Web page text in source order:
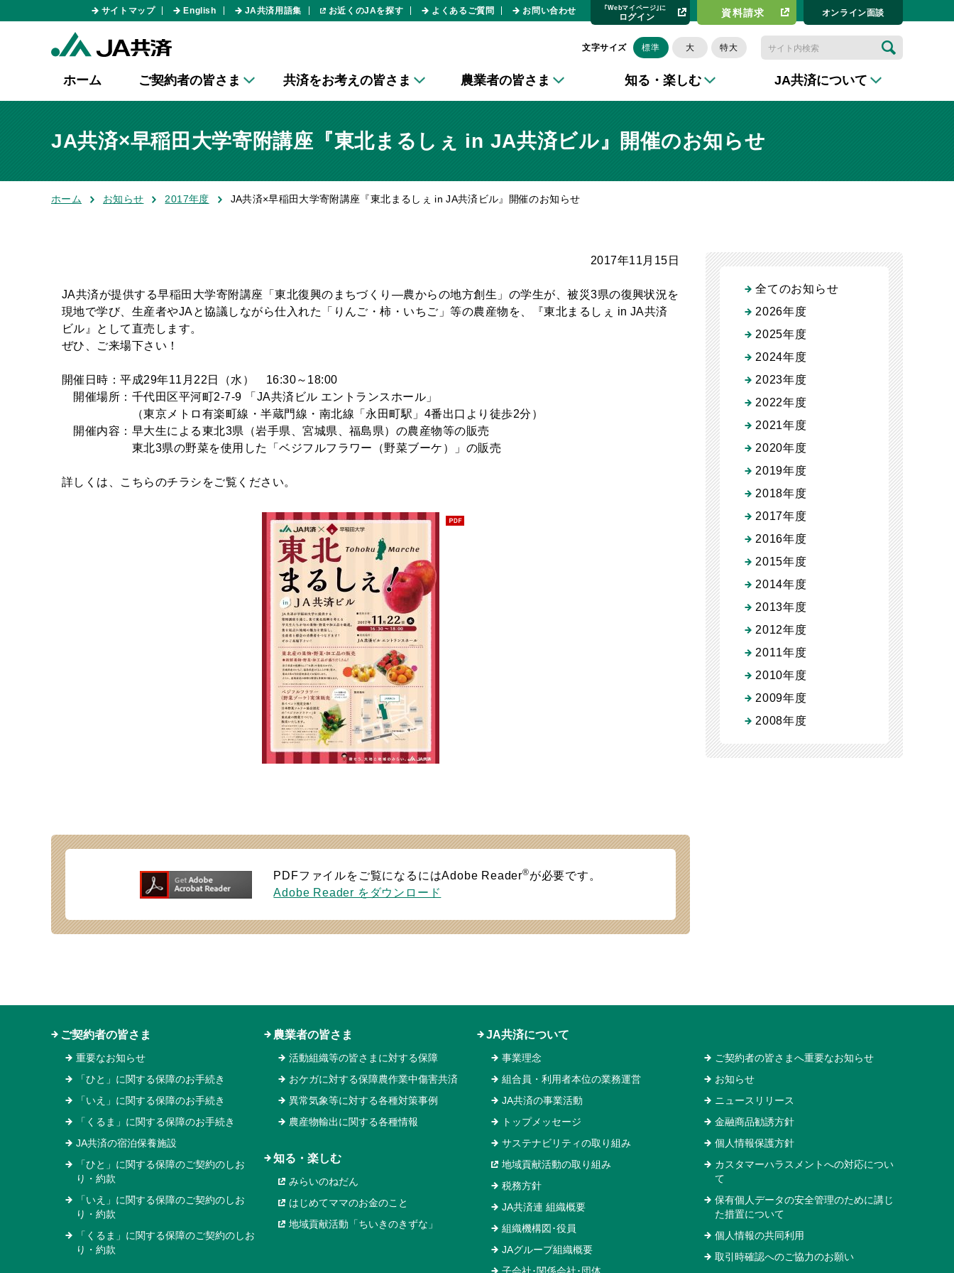
サイトマップ English JA共済用語集 お近くのJAを探す よくあるご質問 お問い合わせ ｢Webマイページ｣に
ログイン 資料請求​ オンライン⾯談
文字サイズ 標準 大 特大
ホーム ご契約者の皆さま 共済をお考えの皆さま 農業者の皆さま 知る・楽しむ JA共済について
JA共済×早稲田大学寄附講座『東北まるしぇ in JA共済ビル』開催のお知らせ
ホーム お知らせ 2017年度 JA共済×早稲田大学寄附講座『東北まるしぇ in JA共済ビル』開催のお知らせ
2017年11月15日
JA共済が提供する早稲田大学寄附講座「東北復興のまちづくり—農からの地方創生」の学生が、被災3県の復興状況を
現地で学び、生産者やJAと協議しながら仕入れた「りんご・柿・いちご」等の農産物を、『東北まるしぇ in JA共済
ビル』として直売します。
ぜひ、ご来場下さい！
開催日時：平成29年11月22日（水） 16:30～18:00
開催場所：千代田区平河町2-7-9 「JA共済ビル エントランスホール」
（東京メトロ有楽町線・半蔵門線・南北線「永田町駅」4番出口より徒歩2分）
開催内容：早大生による東北3県（岩手県、宮城県、福島県）の農産物等の販売
東北3県の野菜を使用した「ベジフルフラワー（野菜ブーケ）」の販売
詳しくは、こちらのチラシをご覧ください。
PDFファイルをご覧になるにはAdobe Reader®が必要です。
Adobe Reader をダウンロード
全てのお知らせ
2026年度
2025年度
2024年度
2023年度
2022年度
2021年度
2020年度
2019年度
2018年度
2017年度
2016年度
2015年度
2014年度
2013年度
2012年度
2011年度
2010年度
2009年度
2008年度
ご契約者の皆さま
重要なお知らせ
「ひと」に関する保障のお手続き
「いえ」に関する保障のお手続き
「くるま」に関する保障のお手続き
JA共済の宿泊保養施設
「ひと」に関する保障のご契約のしお
り・約款
「いえ」に関する保障のご契約のしお
り・約款
「くるま」に関する保障のご契約のしお
り・約款
農業者の皆さま
活動組織等の皆さまに対する保障
おケガに対する保障農作業中傷害共済
異常気象等に対する各種対策事例
農産物輸出に関する各種情報
知る・楽しむ
みらいのねだん
はじめてママのお金のこと
地域貢献活動「ちいきのきずな」
JA共済について
事業理念
組合員・利用者本位の業務運営
JA共済の事業活動
トップメッセージ
サステナビリティの取り組み
地域貢献活動の取り組み
税務方針
JA共済連 組織概要
組織機構図･役員
JAグループ組織概要
ご契約者の皆さまへ重要なお知らせ
お知らせ
ニュースリリース
金融商品勧誘方針
個人情報保護方針
カスタマーハラスメントへの対応につい
て
保有個人データの安全管理のために講じ
た措置について
個人情報の共同利用
取引時確認へのご協力のお願い